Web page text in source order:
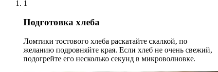
1
Подготовка хлеба
Ломтики тостового хлеба раскатайте скалкой, по
желанию подровняйте края. Если хлеб не очень свежий,
подогрейте его несколько секунд в микроволновке.